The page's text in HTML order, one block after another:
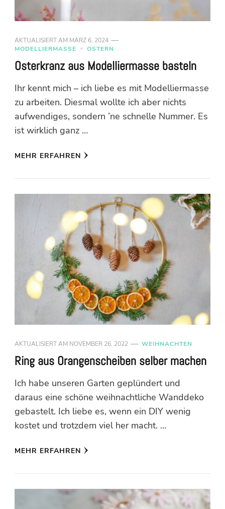
AKTUALISIERT AM MÄRZ 6, 2024
MODELLIERMASSE
OSTERN
Osterkranz aus Modelliermasse basteln
Ihr kennt mich – ich liebe es mit Modelliermasse
zu arbeiten. Diesmal wollte ich aber nichts
aufwendiges, sondern ’ne schnelle Nummer. Es
ist wirklich ganz …
MEHR ERFAHREN
AKTUALISIERT AM NOVEMBER 26, 2022 WEIHNACHTEN
Ring aus Orangenscheiben selber machen
Ich habe unseren Garten geplündert und
daraus eine schöne weihnachtliche Wanddeko
gebastelt. Ich liebe es, wenn ein DIY wenig
kostet und trotzdem viel her macht. …
MEHR ERFAHREN